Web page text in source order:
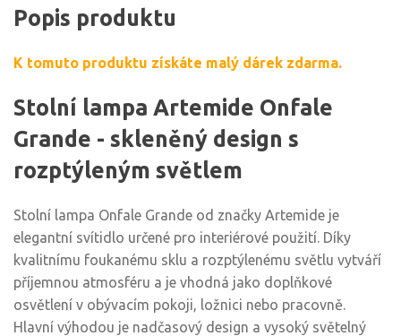
Popis produktu
K tomuto produktu získáte malý dárek zdarma.
Stolní lampa Artemide Onfale
Grande - skleněný design s
rozptýleným světlem
Stolní lampa Onfale Grande od značky Artemide je
elegantní svítidlo určené pro interiérové použití. Díky
kvalitnímu foukanému sklu a rozptýlenému světlu vytváří
příjemnou atmosféru a je vhodná jako doplňkové
osvětlení v obývacím pokoji, ložnici nebo pracovně.
Hlavní výhodou je nadčasový design a vysoký světelný